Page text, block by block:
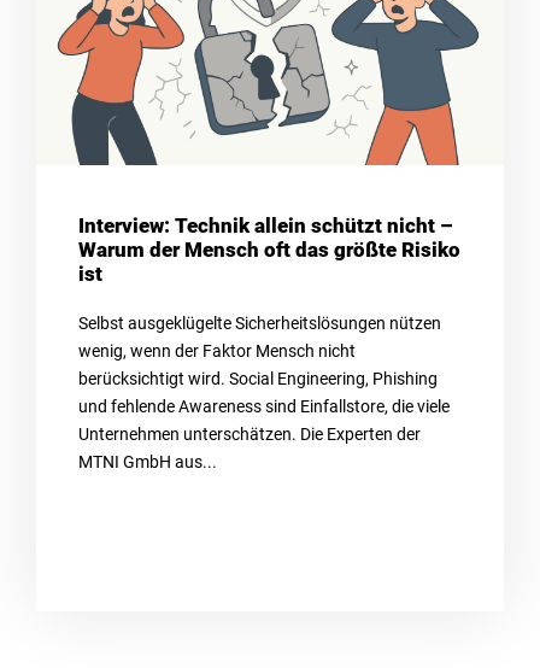
Interview: Technik allein schützt nicht –
Warum der Mensch oft das größte Risiko
ist
Selbst ausgeklügelte Sicherheitslösungen nützen
wenig, wenn der Faktor Mensch nicht
berücksichtigt wird. Social Engineering, Phishing
und fehlende Awareness sind Einfallstore, die viele
Unternehmen unterschätzen. Die Experten der
MTNI GmbH aus...